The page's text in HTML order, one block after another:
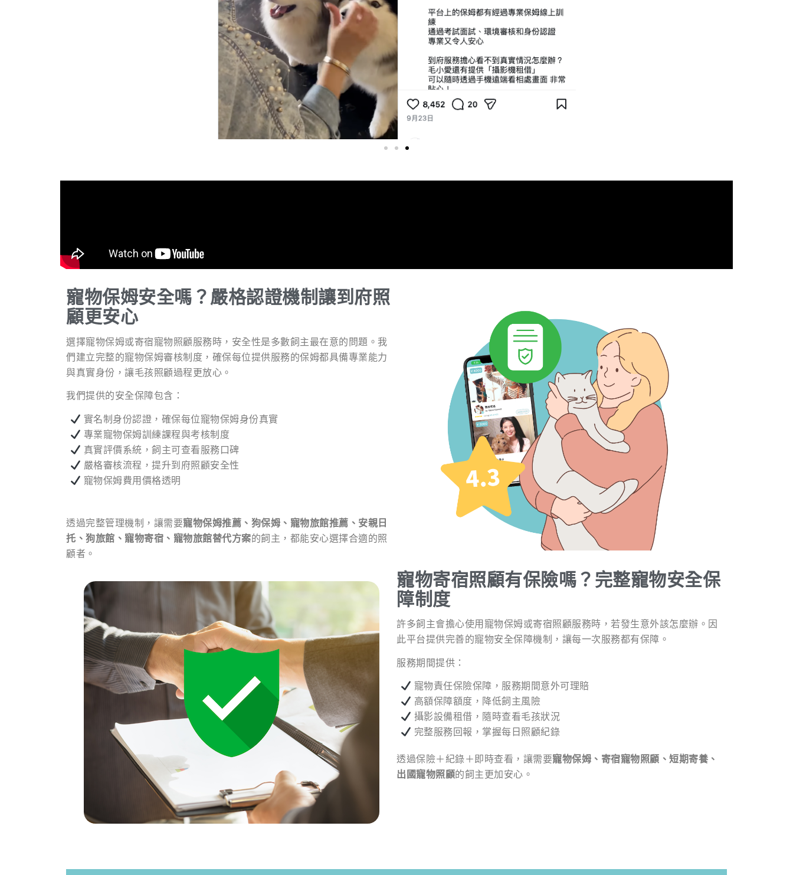
寵物保姆安全嗎？嚴格認證機制讓到府照
顧更安心
選擇寵物保姆或寄宿寵物照顧服務時，安全性是多數飼主最在意的問題。我
們建立完整的寵物保姆審核制度，確保每位提供服務的保姆都具備專業能力
與真實身份，讓毛孩照顧過程更放心。
我們提供的安全保障包含：
實名制身份認證，確保每位寵物保姆身份真實
專業寵物保姆訓練課程與考核制度
真實評價系統，飼主可查看服務口碑
嚴格審核流程，提升到府照顧安全性
寵物保姆費用價格透明
透過完整管理機制，讓需要寵物保姆推薦、狗保姆、寵物旅館推薦、安親日
托、狗旅館、寵物寄宿、寵物旅館替代方案的飼主，都能安心選擇合適的照
顧者。
寵物寄宿照顧有保險嗎？完整寵物安全保
障制度
許多飼主會擔心使用寵物保姆或寄宿照顧服務時，若發生意外該怎麼辦。因
此平台提供完善的寵物安全保障機制，讓每一次服務都有保障。
服務期間提供：
寵物責任保險保障，服務期間意外可理賠
高額保障額度，降低飼主風險
攝影設備租借，隨時查看毛孩狀況
完整服務回報，掌握每日照顧紀錄
透過保險＋紀錄＋即時查看，讓需要寵物保姆、寄宿寵物照顧、短期寄養、
出國寵物照顧的飼主更加安心。